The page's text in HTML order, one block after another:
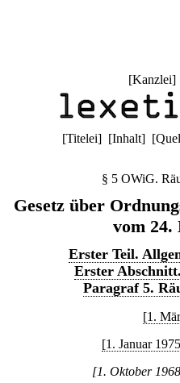
[Kanzlei]
[Titelei] [Inhalt] [
§ 5 OWiG.
Gesetz über
vom 24.
Erster Teil.
Erster
Paragraf 5.
[1.
[1. Januar
[1. Oktober